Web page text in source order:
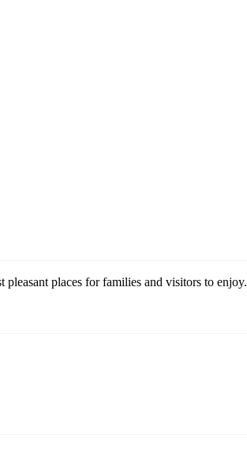
places for families and visitors to enjoy.